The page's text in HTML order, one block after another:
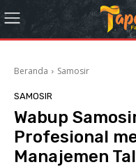
Beranda Samosir
SAMOSIR
Wabup
Profesional
Manajemen